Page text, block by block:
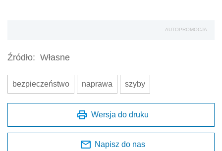
AUTOPROMOCJA
Źródło: Własne
bezpieczeństwo naprawa szyby
Wersja do druku
Napisz do nas